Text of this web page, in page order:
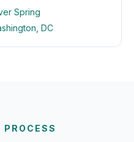
Spring
DC